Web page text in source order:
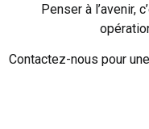
Penser à l’avenir,
Contactez-nous pour